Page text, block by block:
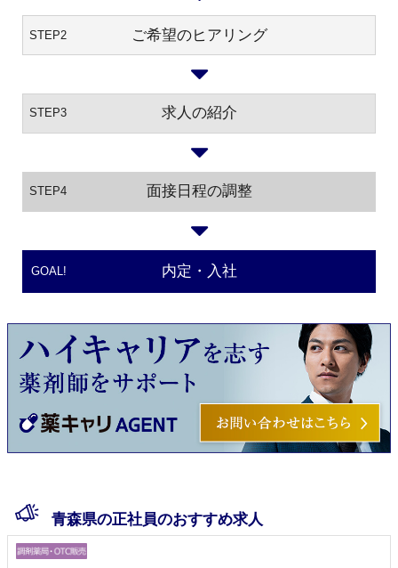
STEP2 ご希望のヒアリング
STEP3 求人の紹介
STEP4 面接日程の調整
GOAL! 内定・入社
青森県の正社員のおすすめ求人